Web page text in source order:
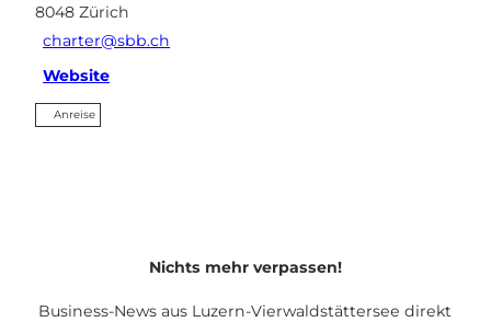
8048 Zürich
charter@sbb.ch
Website
Anreise
Nichts mehr verpassen!
Business-News aus Luzern-Vierwaldstättersee direkt